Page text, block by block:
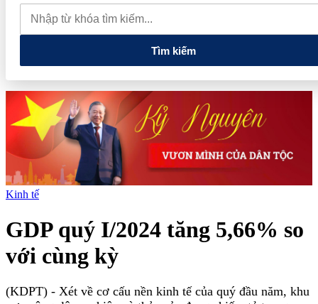
muốn mở rộng hợp tác công nghệ cao tại Đồng Nai
Từ hệ sinh
thái tài chính đến tham vọng năng lượng: T&T Group đang tạo
"đòn bẩy vốn" như thế nào?
Tìm kiếm
Kinh tế
GDP quý I/2024 tăng 5,66% so
với cùng kỳ
(KDPT) - Xét về cơ cấu nền kinh tế của quý đầu năm, khu